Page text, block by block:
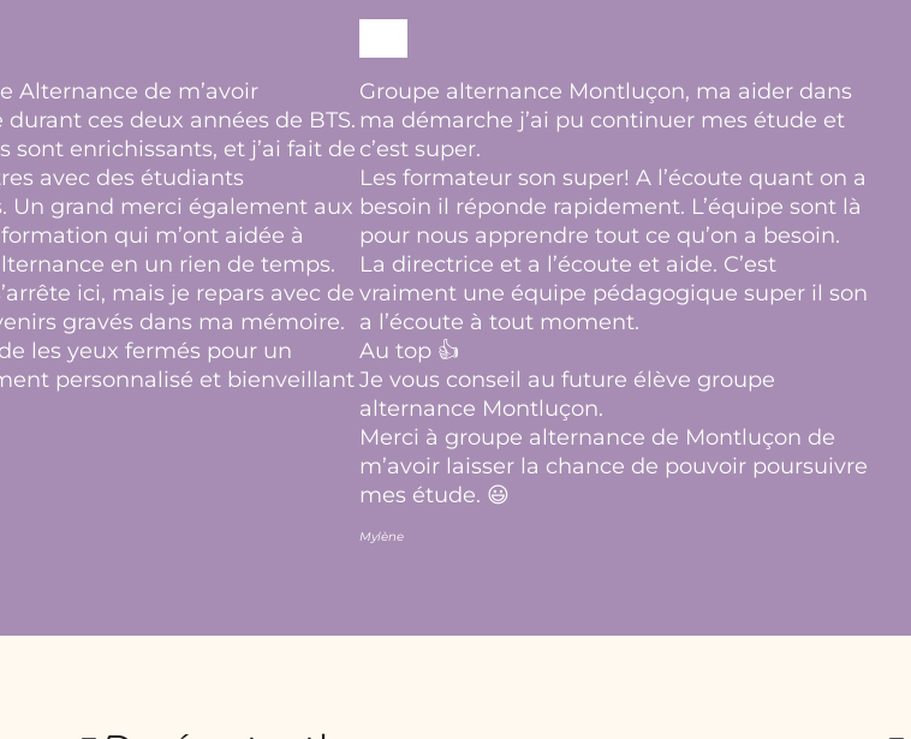
Alternance de m’avoir
ces deux années de BTS.
sont enrichissants, et j’ai fait de
avec des étudiants
Un grand merci également aux
qui m’ont aidée à
en un rien de temps.
ici, mais je repars avec de
gravés dans ma mémoire.
les yeux fermés pour un
personnalisé et bienveillant
Groupe alternance Montluçon, ma aider dans
ma démarche j’ai pu continuer mes étude et
c’est super.
Les formateur son super! A l’écoute quant on a
besoin il réponde rapidement. L’équipe sont là
pour nous apprendre tout ce qu’on a besoin.
La directrice et a l’écoute et aide. C’est
vraiment une équipe pédagogique super il son
a l’écoute à tout moment.
Au top 👍
Je vous conseil au future élève groupe
alternance Montluçon.
Merci à groupe alternance de Montluçon de
m’avoir laisser la chance de pouvoir poursuivre
mes étude. 😃
Mylène